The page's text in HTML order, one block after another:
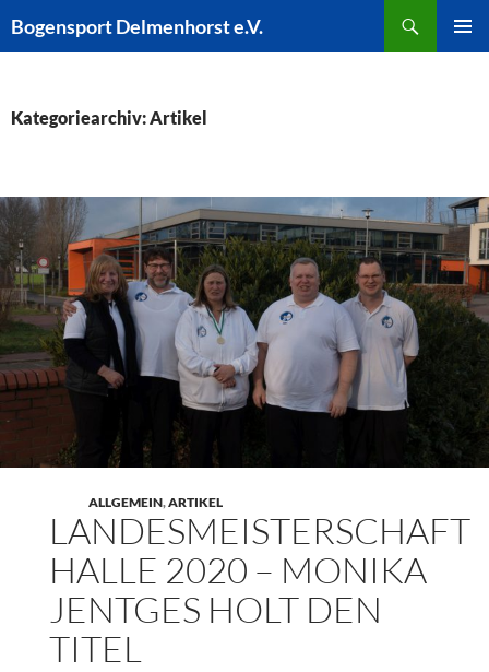
Inhalt
Bogensport Delmenhorst e.V.
Kategoriearchiv: Artikel
ALLGEMEIN,ARTIKEL
LANDESMEISTERSCHAFT
HALLE 2020 – MONIKA
JENTGES HOLT DEN
TITEL